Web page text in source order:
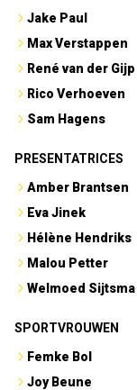
Jake Paul
Max Verstappen
René van der Gijp
Rico Verhoeven
Sam Hagens
PRESENTATRICES
Amber Brantsen
Eva Jinek
Hélène Hendriks
Malou Petter
Welmoed Sijtsma
SPORTVROUWEN
Femke Bol
Joy Beune